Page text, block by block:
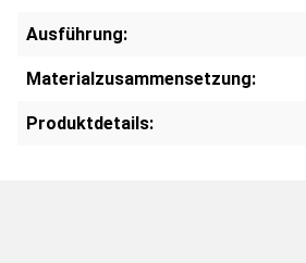
Ausführung:
Materialzusammensetzung:
Produktdetails: